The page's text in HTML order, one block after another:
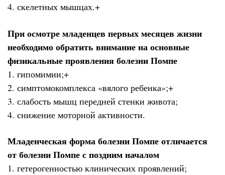
4. скелетных мышцах.+
При осмотре младенцев первых месяцев жизни
необходимо обратить внимание на основные
физикальные проявления болезни Помпе
1. гипомимии;+
2. симптомокомплекса «вялого ребенка»;+
3. слабость мышц передней стенки живота;
4. снижение моторной активности.
Младенческая форма болезни Помпе отличается
от болезни Помпе с поздним началом
1. гетерогенностью клинических проявлений;